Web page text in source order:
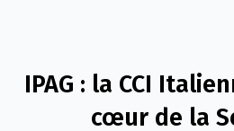
IPAG : la CCI
cœur de la